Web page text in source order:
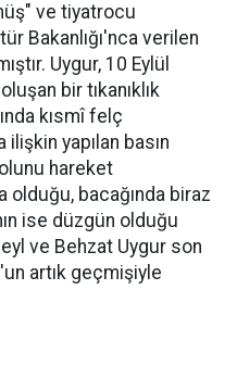
ve tiyatrocu
Bakanlığı'nca verilen
Uygur, 10 Eylül
bir tıkanıklık
kısmî felç
yapılan basın
hareket
bacağında biraz
ise düzgün olduğu
ve Behzat Uygur son
artık geçmişiyle